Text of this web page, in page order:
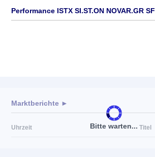
Performance ISTX SI.ST.ON NOVAR.GR SF
Bitte warten...
Marktberichte ►
Uhrzeit Titel